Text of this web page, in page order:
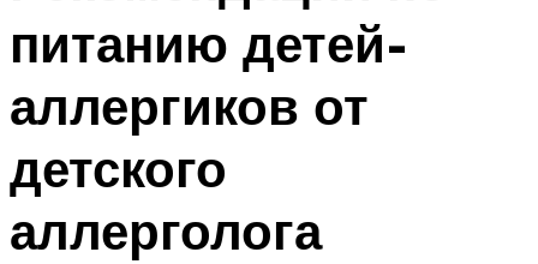
питанию детей-
аллергиков от
детского
аллерголога